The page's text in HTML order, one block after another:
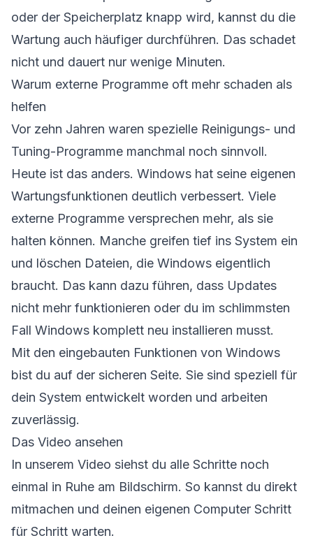
oder der Speicherplatz knapp wird, kannst du die
Wartung auch häufiger durchführen. Das schadet
nicht und dauert nur wenige Minuten.
Warum externe Programme oft mehr schaden als
helfen
Vor zehn Jahren waren spezielle Reinigungs- und
Tuning-Programme manchmal noch sinnvoll.
Heute ist das anders. Windows hat seine eigenen
Wartungsfunktionen deutlich verbessert. Viele
externe Programme versprechen mehr, als sie
halten können. Manche greifen tief ins System ein
und löschen Dateien, die Windows eigentlich
braucht. Das kann dazu führen, dass Updates
nicht mehr funktionieren oder du im schlimmsten
Fall Windows komplett neu installieren musst.
Mit den eingebauten Funktionen von Windows
bist du auf der sicheren Seite. Sie sind speziell für
dein System entwickelt worden und arbeiten
zuverlässig.
Das Video ansehen
In unserem Video siehst du alle Schritte noch
einmal in Ruhe am Bildschirm. So kannst du direkt
mitmachen und deinen eigenen Computer Schritt
für Schritt warten.